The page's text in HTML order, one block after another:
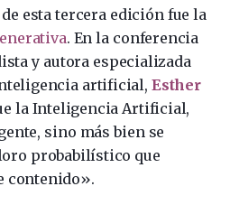
esta tercera edición fue la
. En la conferencia
y autora especializada
artificial, Esther
la Inteligencia Artificial,
sino más bien se
probabilístico que
contenido».